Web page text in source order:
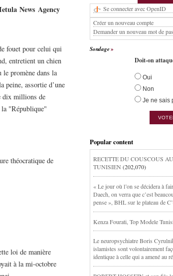
tula News Agency
fouet pour celui qui
entretient un chien
le promène dans la
peine, assortie d’une
dix millions de
la "République"
théocratique de
loi de manière
à la mi-octobre
Se connecter avec OpenID
Créer un nouveau compte
Demander un nouveau mot de
Sondage
Doit-on
Oui
Non
Je ne sais
Popular content
RECETTE DU COUSCOUS
TUNISIEN (202,070)
« Le jour où l’on se décidera à
Daech, on verra que c’est
pense », BHL sur le plateau de
Kenza Fourati, Top Modele
Le neuropsychiatre Boris
islamistes sont volontairement
identique à celle qui a amené au